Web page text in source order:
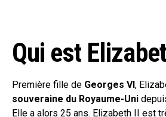
Qui est
Première fille de Georges VI,
souveraine du Royaume-Uni
Elle a alors 25 ans. Elizabeth II est